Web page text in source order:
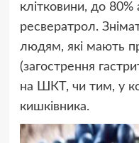
клітковини, до 80%
ресвератрол.
людям, які мають
(загострення
на ШКТ, чи тим, у
кишківника.